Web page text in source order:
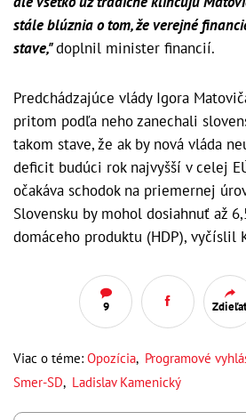
stále blúznia o tom, že verejné
stave,"doplnil minister financií.
Predchádzajúce vlády Igora
pritom podľa neho zanechali
takom stave, že ak by nová vláda
deficit budúci rok najvyšší v celej
očakáva schodok na priemernej
Slovensku by mohol dosiahnuť až
domáceho produktu (HDP), vyčíslil
9
Viac o téme: Opozícia, Programové
Smer-SD, Ladislav Kamenický